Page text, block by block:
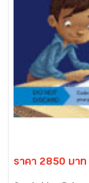
ราคา 2850 บาท